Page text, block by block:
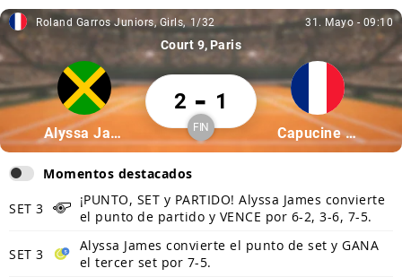
Roland Garros Juniors, Girls, 1/32
Roland Garros Juniors, Girls 1/32 31. Mayo, 09:10
31. Mayo - 09:10
Court 9 Paris
Partícipe: Alyssa James
Alyssa James
Alyssa James 2 Capucine Pradenne 1
2 - 1
Finalizado
FIN Partícipe:
Capucine Pradenne
Momentos destacados
SET 3
¡PUNTO, SET y PARTIDO! Alyssa James convierte
el punto de partido y VENCE por 6-2, 3-6, 7-5.
SET 3
Alyssa James convierte el punto de set y GANA
el tercer set por 7-5.